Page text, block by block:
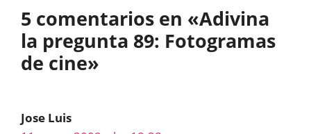
5 comentarios en «Adivina
la pregunta 89: Fotogramas
de cine»
Jose Luis